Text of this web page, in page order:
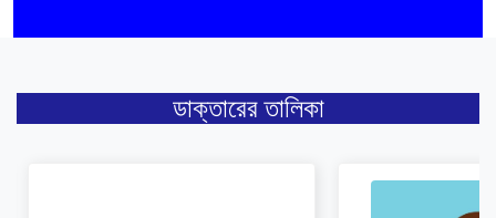
ডাক্তারের তালিকা